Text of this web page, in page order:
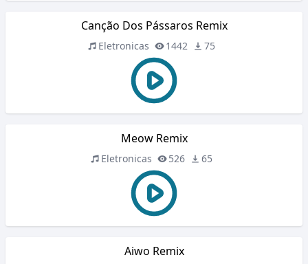
Canção Dos Pássaros Remix
Eletronicas 1442 75
Meow Remix
Eletronicas 526 65
Aiwo Remix